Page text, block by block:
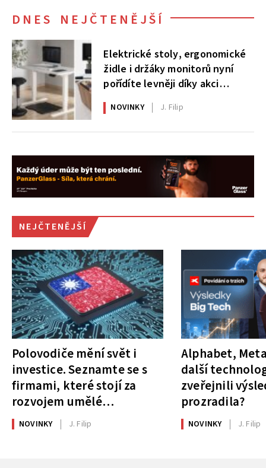
DNES NEJČTENĚJŠÍ
Elektrické stoly, ergonomické
židle i držáky monitorů nyní
pořídíte levněji díky akci
AlzaErgo
NOVINKY J. Filip
NEJČTENĚJŠÍ
Polovodiče mění svět i
investice. Seznamte se s
firmami, které stojí za
rozvojem umělé
inteligence
NOVINKY J. Filip
Alphabet,
další
zveřejnili
prozradila?
NOVINKY J. Filip